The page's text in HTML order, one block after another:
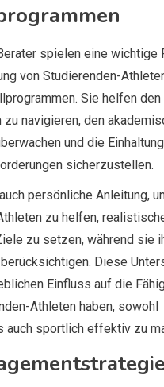
spielen eine wichtige
von Studierenden-
Sie helfen den
zu navigieren, den
und die
sicherzustellen.
persönliche Anleitung,
zu helfen,
zu setzen, während sie
Diese
Einfluss auf die
Athleten haben, sowohl
auch sportlich effektiv zu